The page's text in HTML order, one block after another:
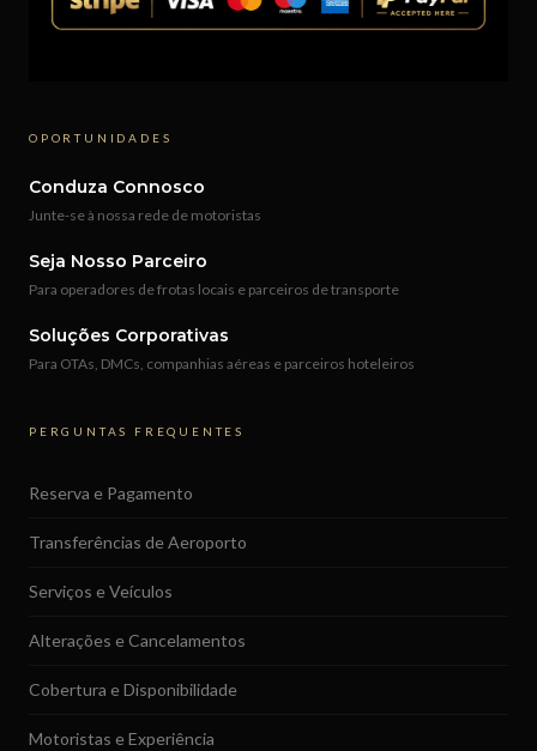
OPORTUNIDADES
Conduza Connosco
Junte-se à nossa rede de motoristas
Seja Nosso Parceiro
Para operadores de frotas locais e parceiros de transporte
Soluções Corporativas
Para OTAs, DMCs, companhias aéreas e parceiros hoteleiros
PERGUNTAS FREQUENTES
Reserva e Pagamento
Transferências de Aeroporto
Serviços e Veículos
Alterações e Cancelamentos
Cobertura e Disponibilidade
Motoristas e Experiência